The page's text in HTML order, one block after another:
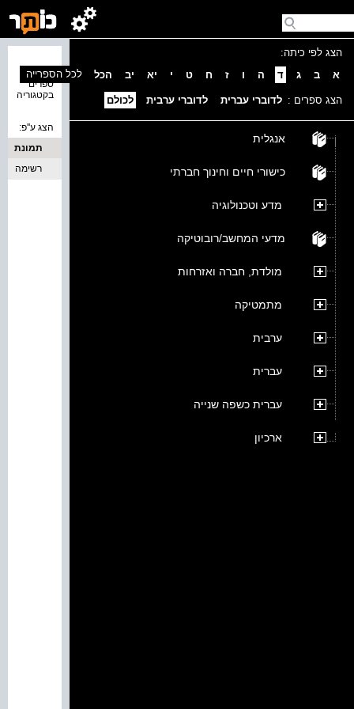
הצג לפי כיתה:
א
ב ג ד ה ו ז ח ט י יא יב הכל
הצג ספרים : לדוברי עברית לדוברי ערבית לכולם
אנגלית
כישורי חיים וחינוך חברתי
מדע וטכנולוגיה
מדעי המחשב/רובוטיקה
מולדת, חברה ואזרחות
מתמטיקה
ערבית
עברית
עברית כשפה שנייה
ארכיון
ספרים
בקטגוריה
לכל הספרייה
הצג ע''פ:
תמונת
כריכה
רשימה